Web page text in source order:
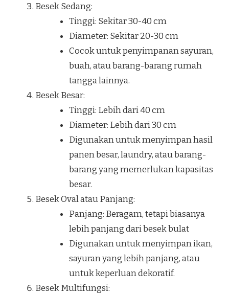
Besek Sedang:
Tinggi: Sekitar 30-40 cm
Diameter: Sekitar 20-30 cm
Cocok untuk penyimpanan sayuran,
buah, atau barang-barang rumah
tangga lainnya.
Besek Besar:
Tinggi: Lebih dari 40 cm
Diameter: Lebih dari 30 cm
Digunakan untuk menyimpan hasil
panen besar, laundry, atau barang-
barang yang memerlukan kapasitas
besar.
Besek Oval atau Panjang:
Panjang: Beragam, tetapi biasanya
lebih panjang dari besek bulat
Digunakan untuk menyimpan ikan,
sayuran yang lebih panjang, atau
untuk keperluan dekoratif.
Besek Multifungsi: